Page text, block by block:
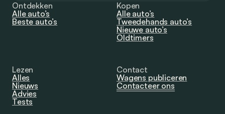
Ontdekken
Alle auto’s
Beste auto’s
Kopen
Alle auto’s
Tweedehands auto’s
Nieuwe auto’s
Oldtimers
Lezen
Alles
Nieuws
Advies
Tests
Contact
Wagens publiceren
Contacteer ons